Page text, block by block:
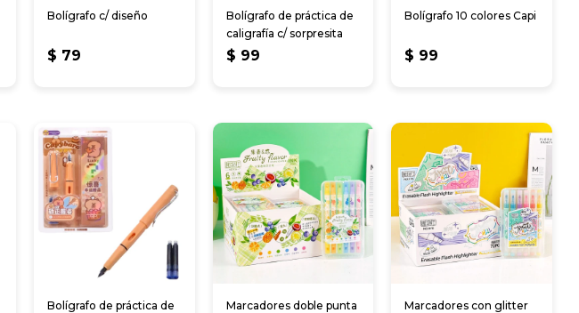
Bolígrafo c/ diseño
$ 79
Bolígrafo de práctica de
caligrafía c/ sorpresita
$ 99
Bolígrafo 10 colores Capi
$ 99
Bolígrafo de práctica de
Marcadores doble punta
Marcadores con glitter